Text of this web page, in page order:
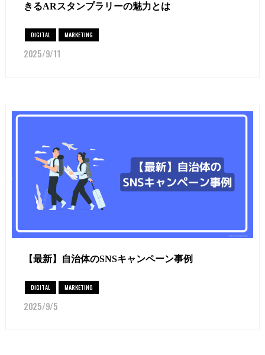
きるARスタンプラリーの魅力とは
DIGITAL MARKETING
2025/9/11
【最新】自治体のSNSキャンペーン事例
DIGITAL MARKETING
2025/9/5